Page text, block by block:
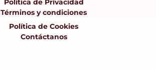
Política de Privacidad
Términos y condiciones
Política de Cookies
Contáctanos